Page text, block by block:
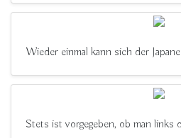
Wieder einmal kann sich der
Stets ist vorgegeben, ob man links